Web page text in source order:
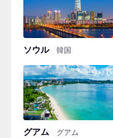
ソウル 韓国
グアム グアム